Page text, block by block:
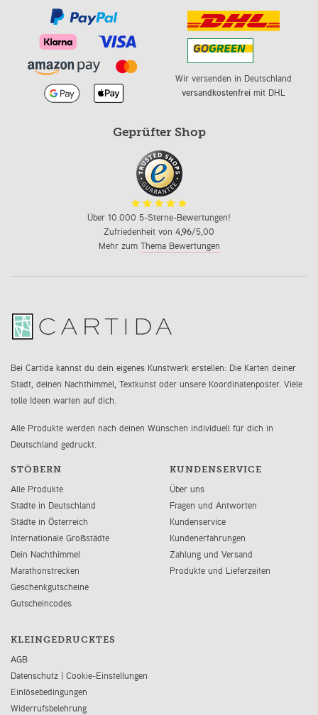
Wir versenden in Deutschland
versandkostenfreimit DHL
Geprüfter Shop
Über 10.000 5-Sterne-Bewertungen!
Zufriedenheit von 4,96/5,00
Mehr zum Thema Bewertungen
Bei Cartida kannst du dein eigenes Kunstwerk erstellen: Die Karten deiner
Stadt, deinen Nachthimmel, Textkunst oder unsere Koordinatenposter. Viele
tolle Ideen warten auf dich.
Alle Produkte werden nach deinen Wünschen individuell für dich in
Deutschland gedruckt.
STÖBERN
Alle Produkte
Städte in Deutschland
Städte in Österreich
Internationale Großstädte
Dein Nachthimmel
Marathonstrecken
Geschenkgutscheine
Gutscheincodes
KUNDENSERVICE
Über uns
Fragen und Antworten
Kundenservice
Kundenerfahrungen
Zahlung und Versand
Produkte und Lieferzeiten
KLEINGEDRUCKTES
AGB
Datenschutz | Cookie-Einstellungen
Einlösebedingungen
Widerrufsbelehrung